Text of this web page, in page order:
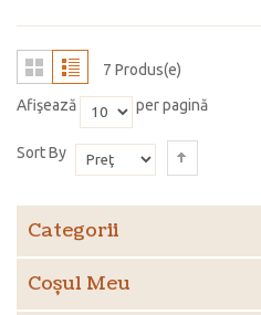
7 Produs(e)
Afişează
per pagină
Sort By
Categorii
Coşul Meu